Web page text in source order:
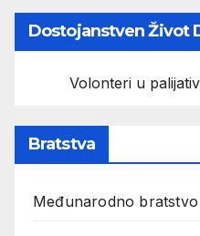
Dostojanstven Život
Volonteri u
Bratstva
Međunarodno bratstvo